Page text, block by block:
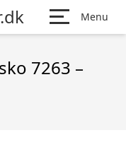
Menu
7263 –